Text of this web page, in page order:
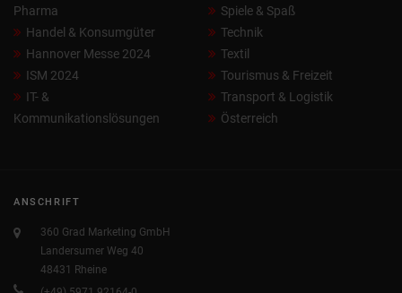
Pharma
Handel & Konsumgüter
Hannover Messe 2024
ISM 2024
IT- &
Kommunikationslösungen
Spiele & Spaß
Technik
Textil
Tourismus & Freizeit
Transport & Logistik
Österreich
ANSCHRIFT
360 Grad Marketing GmbH
Landersumer Weg 40
48431 Rheine